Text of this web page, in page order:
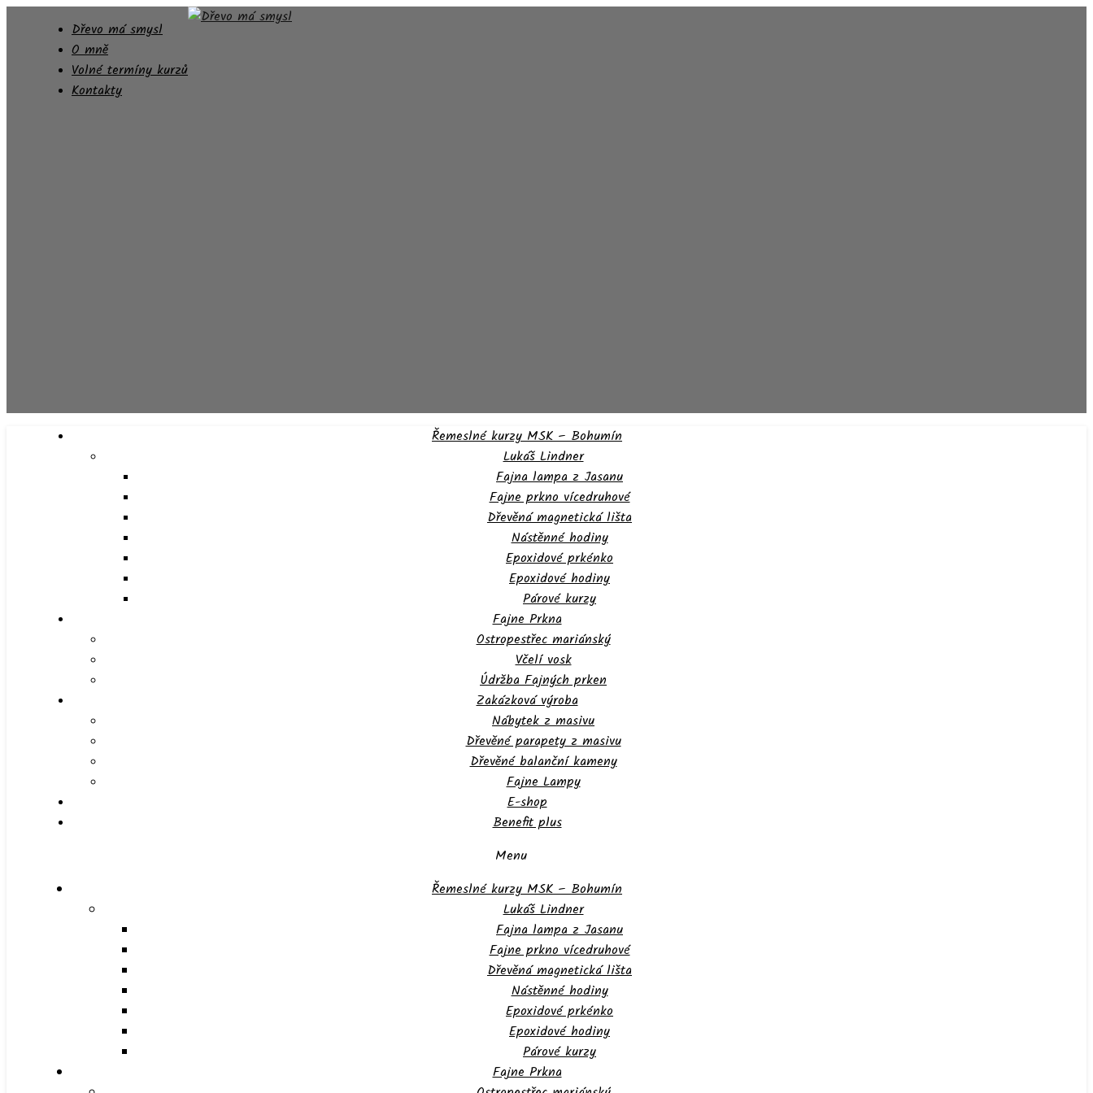
Dřevo má smysl
O mně
Volné termíny kurzů
Kontakty
Řemeslné kurzy MSK – Bohumín
Lukáš Lindner
Fajna lampa z Jasanu
Fajne prkno vícedruhové
Dřevěná magnetická lišta
Nástěnné hodiny
Epoxidové prkénko
Epoxidové hodiny
Párové kurzy
Fajne Prkna
Ostropestřec mariánský
Včelí vosk
Údržba Fajných prken
Zakázková výroba
Nábytek z masivu
Dřevěné parapety z masivu
Dřevěné balanční kameny
Fajne Lampy
E-shop
Benefit plus
Menu
Řemeslné kurzy MSK – Bohumín
Lukáš Lindner
Fajna lampa z Jasanu
Fajne prkno vícedruhové
Dřevěná magnetická lišta
Nástěnné hodiny
Epoxidové prkénko
Epoxidové hodiny
Párové kurzy
Fajne Prkna